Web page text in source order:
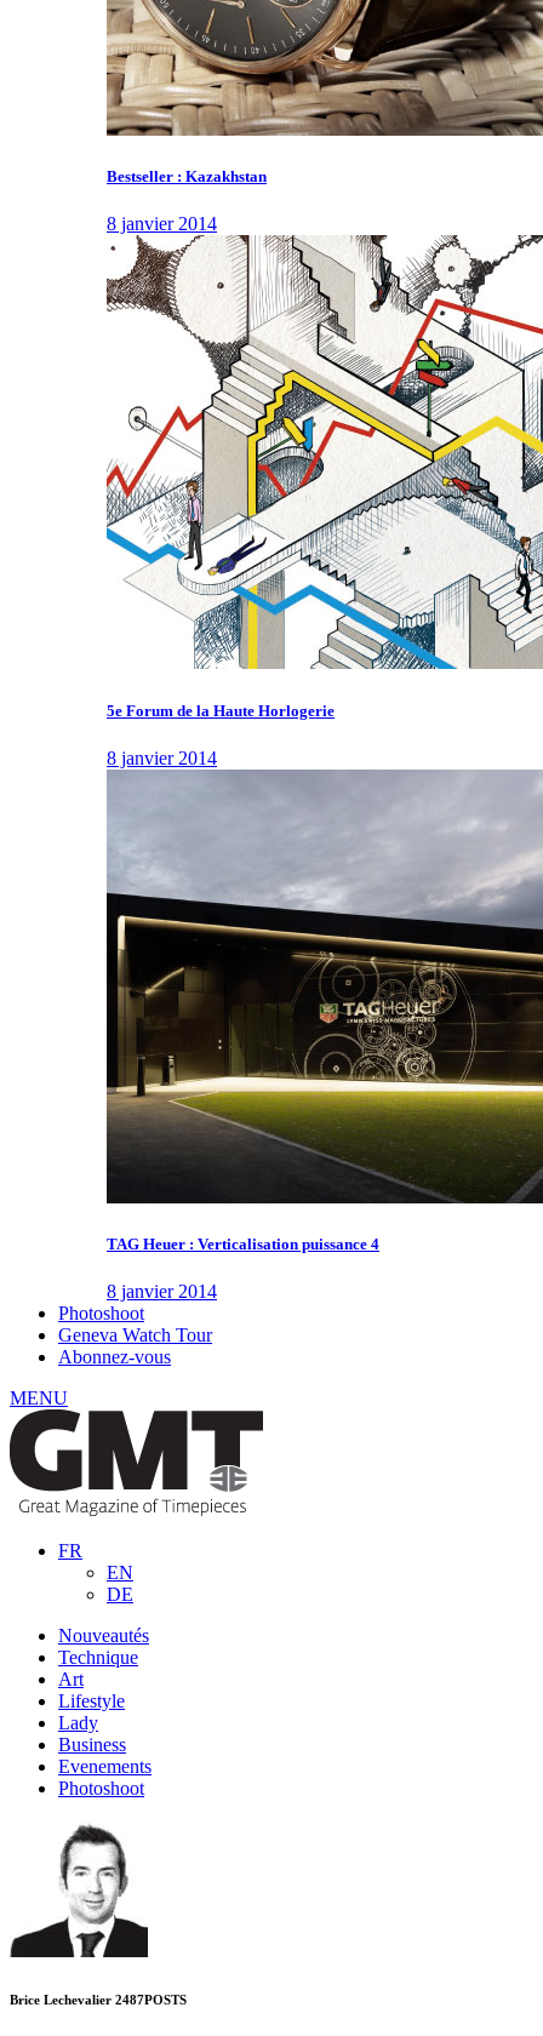
Bestseller : Kazakhstan
8 janvier 2014
5e Forum de la Haute Horlogerie
8 janvier 2014
TAG Heuer : Verticalisation puissance 4
8 janvier 2014
Photoshoot
Geneva Watch Tour
Abonnez-vous
MENU
FR
EN
DE
Nouveautés
Technique
Art
Lifestyle
Lady
Business
Evenements
Photoshoot
Brice Lechevalier 2487POSTS